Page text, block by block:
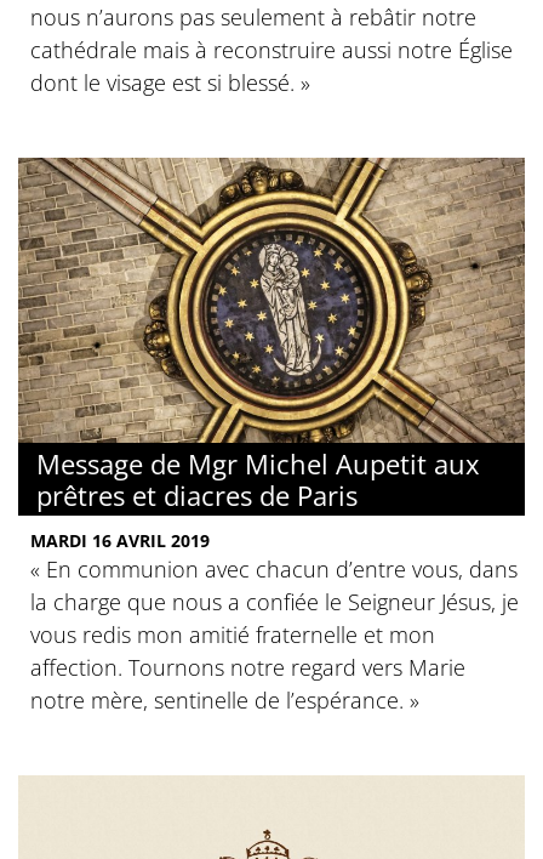
nous n’aurons pas seulement à rebâtir notre
cathédrale mais à reconstruire aussi notre Église
dont le visage est si blessé. »
Message de Mgr Michel Aupetit aux
prêtres et diacres de Paris
MARDI 16 AVRIL 2019
« En communion avec chacun d’entre vous, dans
la charge que nous a confiée le Seigneur Jésus, je
vous redis mon amitié fraternelle et mon
affection. Tournons notre regard vers Marie
notre mère, sentinelle de l’espérance. »